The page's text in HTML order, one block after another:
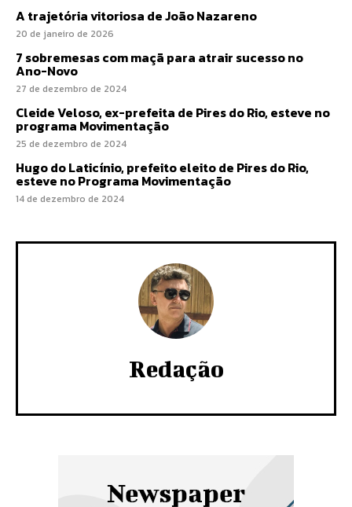
A trajetória vitoriosa de João Nazareno
20 de janeiro de 2026
7 sobremesas com maçã para atrair sucesso no
Ano-Novo
27 de dezembro de 2024
Cleide Veloso, ex-prefeita de Pires do Rio, esteve no
programa Movimentação
25 de dezembro de 2024
Hugo do Laticínio, prefeito eleito de Pires do Rio,
esteve no Programa Movimentação
14 de dezembro de 2024
Redação